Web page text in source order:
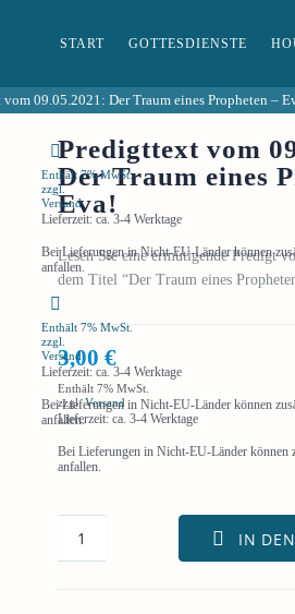
START GOTTESDIENSTE
09.05.2021: Der Traum eines Propheten –
Predigttext vom
Der Traum eines
Eva!
Enthält 7% MwSt.
zzgl.
Versand
Lieferzeit: ca. 3-4 Werktage
Bei Lieferungen in Nicht-EU-Länder können
anfallen.
Enthält 7% MwSt.
zzgl.
Versand
Lieferzeit: ca. 3-4 Werktage
Bei Lieferungen in Nicht-EU-Länder können
anfallen.
Lesen Sie eine ermutigende Predigt
dem Titel “Der Traum eines
3,00 €
Enthält 7% MwSt.
zzgl.Versand
Lieferzeit: ca. 3-4 Werktage
Bei Lieferungen in Nicht-EU-Länder können
anfallen.
IN